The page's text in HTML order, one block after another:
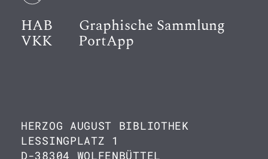
HAB Graphische Sammlung
VKK PortApp
HERZOG AUGUST BIBLIOTHEK
LESSINGPLATZ 1
D-38304 WOLFENBÜTTEL